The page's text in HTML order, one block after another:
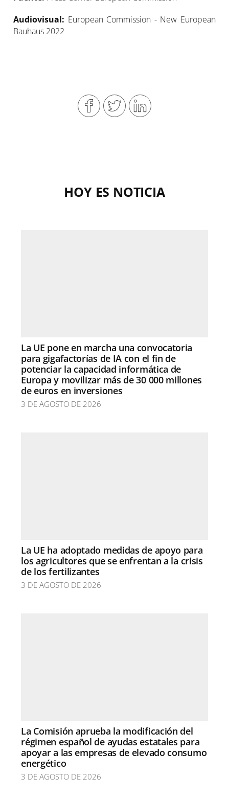
Audiovisual: European Commission - New European
Bauhaus 2022
HOY ES NOTICIA
La UE pone en marcha una convocatoria
para gigafactorías de IA con el fin de
potenciar la capacidad informática de
Europa y movilizar más de 30 000 millones
de euros en inversiones
3 DE AGOSTO DE 2026
La UE ha adoptado medidas de apoyo para
los agricultores que se enfrentan a la crisis
de los fertilizantes
3 DE AGOSTO DE 2026
La Comisión aprueba la modificación del
régimen español de ayudas estatales para
apoyar a las empresas de elevado consumo
energético
3 DE AGOSTO DE 2026